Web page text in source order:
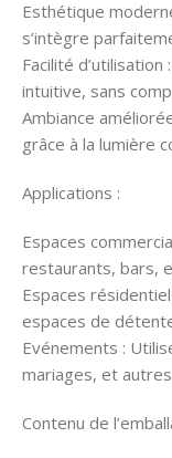
Esthétique
s’intègre
Facilité
intuitive, sans
Ambiance
grâce à la lumière
Applications :
Espaces
restaurants, bars,
Espaces
espaces de
Evénements :
mariages, et
Contenu de